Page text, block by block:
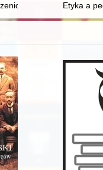
1914 r. w listach
Etyka a